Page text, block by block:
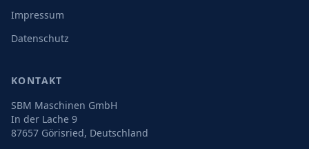
Impressum
Datenschutz
KONTAKT
SBM Maschinen GmbH
In der Lache 9
87657 Görisried, Deutschland